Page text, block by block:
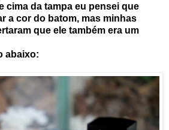
cima da tampa eu pensei que
a cor do batom, mas minhas
que ele também era um
abaixo: